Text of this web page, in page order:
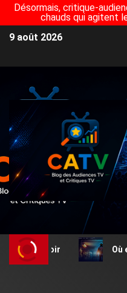
Désormais, critique-
chauds qui agitent
9 août 2026
Où est